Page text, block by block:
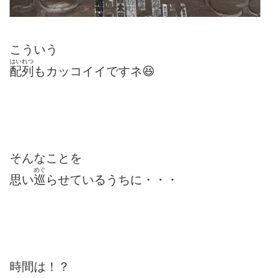
こういう
配列
はいれつ
もカッコイイですネ😆
そんなことを
思い巡
めぐ
らせているうちに・・・
時間は！？